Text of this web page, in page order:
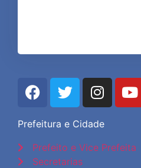
Prefeitura e Cidade
Prefeito e Vice Prefeita
Secretarias